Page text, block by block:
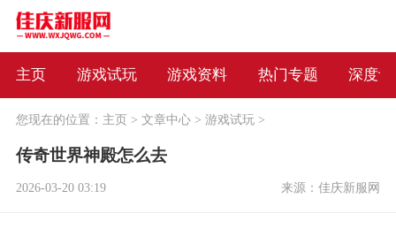
主页 游戏试玩 游戏资料 热门专题 深度
您现在的位置： 主页> 文章中心> 游戏试玩>
传奇世界神殿怎么去
2026-03-20 03:19 来源：佳庆新服网